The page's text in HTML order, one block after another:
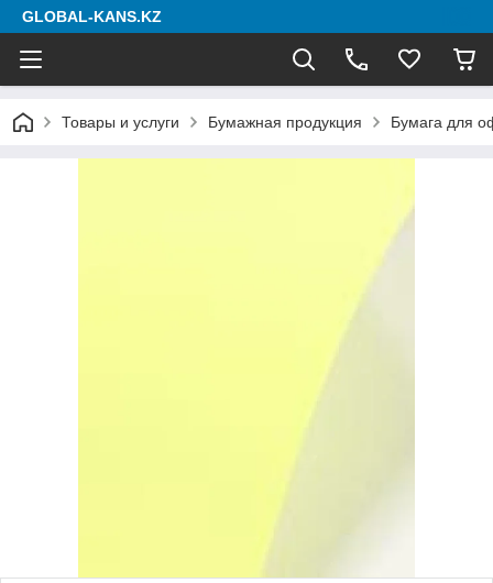
GLOBAL-KANS.KZ
Товары и услуги Бумажная продукция Бумага для